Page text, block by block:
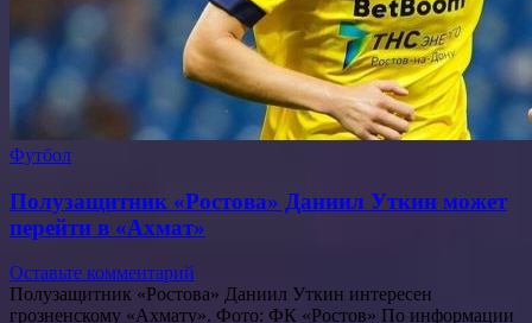
Футбол
Полузащитник «Ростова» Даниил Уткин может
перейти в «Ахмат»
Оставьте комментарий
Полузащитник «Ростова» Даниил Уткин интересен
грозненскому «Ахмату». Фото: ФК «Ростов» По информации